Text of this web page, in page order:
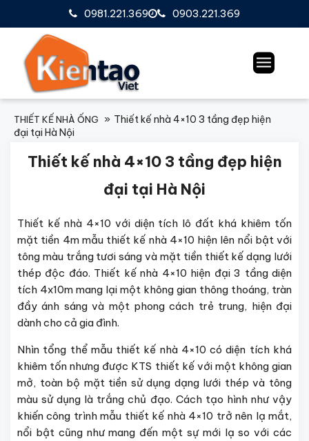
0903.221.369
0981.221.369
THIẾT KẾ NHÀ ỐNG
Thiết kế nhà 4×10 3 tầng đẹp hiện
đại tại Hà Nội
Thiết kế nhà 4×10 3 tầng đẹp hiện
đại tại Hà Nội
Thiết kế nhà 4×10 với diện tích lô đất khá khiêm tốn
mặt tiền 4m mẫu thiết kế nhà 4×10 hiện lên nổi bật với
tông màu trắng tươi sáng và mặt tiền thiết kế dạng lưới
thép độc đáo. Thiết kế nhà 4×10hiện đại 3 tầng diện
tích 4x10m mang lại một không gian thông thoáng, tràn
đầy ánh sáng và một phong cách trẻ trung, hiện đại
dành cho cả gia đình.
Nhìn tổng thể mẫu thiết kế nhà 4×10có diện tích khá
khiêm tốn nhưng được KTS thiết kế với một không gian
mở, toàn bộ mặt tiền sử dụng dạng lưới thép và tông
màu sử dụng là trắng chủ đạo. Cách tạo hình như vậy
khiến công trình mẫu thiết kế nhà 4×10 trở nên lạ mắt,
nổi bật cũng như mang đến một sự mới lạ so với các